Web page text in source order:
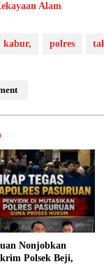
Alam
kabur, polres
Nonjobkan
Polsek Beji,